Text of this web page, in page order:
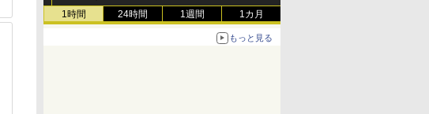
1時間 24時間 1週間 1カ月
もっと見る